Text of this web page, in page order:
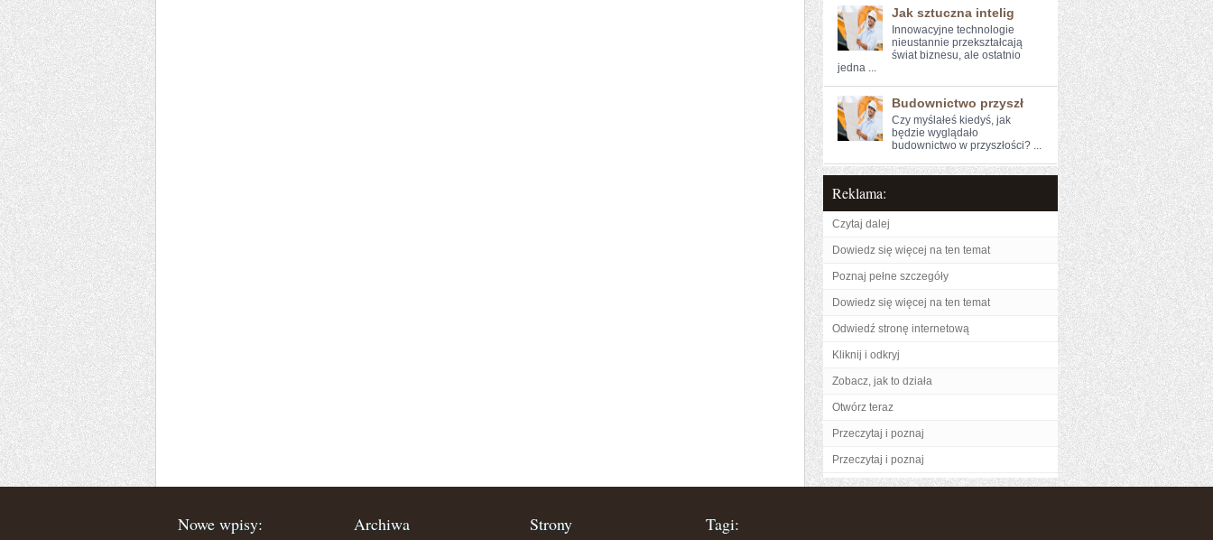
Jak sztuczna intelig
Innowacyjne technologie
nieustannie przekształcają
świat biznesu, ale ostatnio
jedna ...
Budownictwo przyszł
Czy myślałeś kiedyś, jak
⁢będzie wyglądało
budownictwo w przyszłości? ...
Reklama:
Czytaj dalej
Dowiedz się więcej na ten temat
Poznaj pełne szczegóły
Dowiedz się więcej na ten temat
Odwiedź stronę internetową
Kliknij i odkryj
Zobacz, jak to działa
Otwórz teraz
Przeczytaj i poznaj
Przeczytaj i poznaj
Nowe wpisy: Archiwa Strony Tagi: